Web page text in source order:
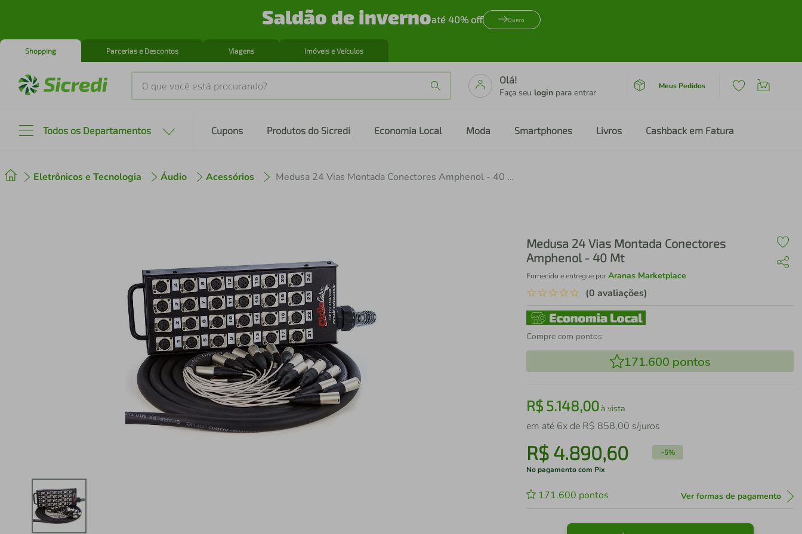
Saldão de invernoaté 40% off Quero
Shopping Parcerias e Descontos Viagens Imóveis e Veículos
O que você está procurando?
Olá!
Faça seu login para entrar
Meus Pedidos
Todos os Departamentos Cupons Produtos do Sicredi Economia Local Moda Smartphones Livros Cashback em Fatura
Eletrônicos e Tecnologia Áudio Acessórios Medusa 24 Vias Montada Conectores Amphenol - 40 Mt
Medusa 24 Vias Montada Conectores
Amphenol - 40 Mt
Fornecido e entregue porAranas Marketplace
☆☆☆☆☆ (0 avaliações)
Compre com pontos:
171.600 pontos
R$5.148,00à vista
em até 6x de R$ 858,00 s/juros
R$ 4.890,60 -5%
No pagamento com Pix
171.600 pontos Ver formas de pagamento
2º cafeteira
iphone